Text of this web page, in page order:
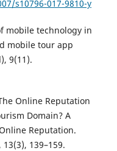
s10796-017-9810-y
mobile technology in
mobile tour app
9(11).
Online Reputation
Domain? A
Reputation.
139–159.